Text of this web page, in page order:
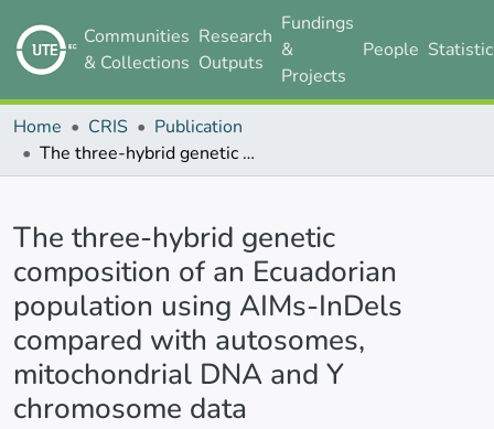
Communities
& Collections
Research
Outputs
Fundings
&
Projects
People
Home CRIS
Publication
The three-hybrid genetic composition of an Ecuadorian population using AIMs-InDels compared with autosomes, mitochondrial DNA and Y chromosome data
The three-hybrid genetic
composition of an Ecuadorian
population using AIMs-InDels
compared with autosomes,
mitochondrial DNA and Y
chromosome data